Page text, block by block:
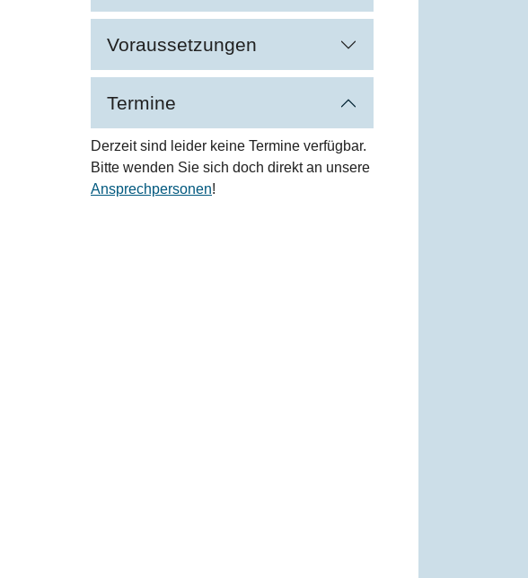
Voraussetzungen
Termine
Derzeit sind leider keine Termine verfügbar.
Bitte wenden Sie sich doch direkt an unsere
Ansprechpersonen!